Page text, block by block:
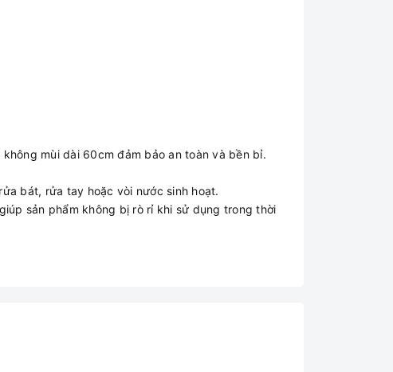
mùi dài 60cm đảm bảo an toàn và bền bỉ.
bát, rửa tay hoặc vòi nước sinh hoạt.
sản phẩm không bị rò rỉ khi sử dụng trong thời